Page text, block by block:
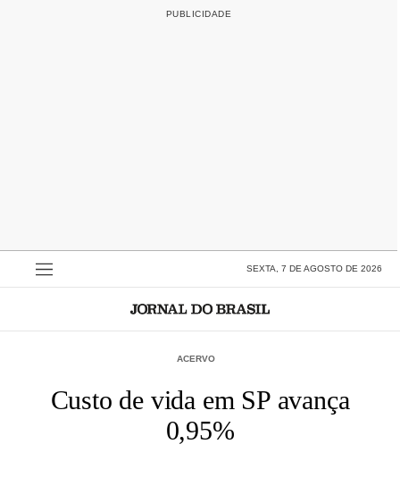
SEXTA, 7 DE AGOSTO DE 2026
ACERVO
Custo de vida em SP avança
0,95%